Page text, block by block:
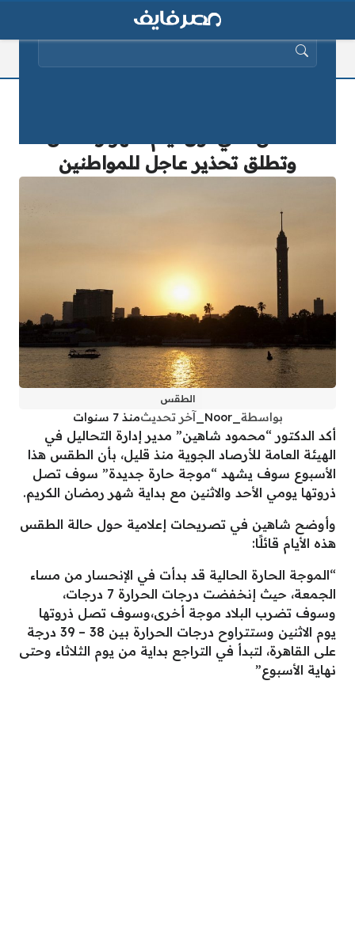
وتطلق تحذير عاجل للمواطنين
الطقس
بواسطة _Noor_ آخر تحديثمنذ 7 سنوات
أكد الدكتور “محمود شاهين” مدير إدارة التحاليل في
الهيئة العامة للأرصاد الجوية منذ قليل، بأن الطقس هذا
الأسبوع سوف يشهد “موجة حارة جديدة” سوف تصل
ذروتها يومي الأحد والاثنين مع بداية شهر رمضان الكريم.
وأوضح شاهين في تصريحات إعلامية حول حالة الطقس
هذه الأيام قائلًا:
“الموجة الحارة الحالية قد بدأت في الإنحسار من مساء
الجمعة، حيث إنخفضت درجات الحرارة 7 درجات،
وسوف تضرب البلاد موجة أخرى،وسوف تصل ذروتها
يوم الاثنين وستتراوح درجات الحرارة بين 38 – 39 درجة
على القاهرة، لتبدأ في التراجع بداية من يوم الثلاثاء وحتى
نهاية الأسبوع”
البحث عن: